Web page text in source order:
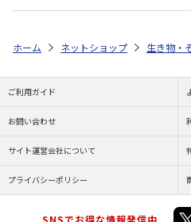
ホーム ネットショップ 生き物・
ご利用ガイド
お問い合わせ
サイト運営会社について
プライバシーポリシー